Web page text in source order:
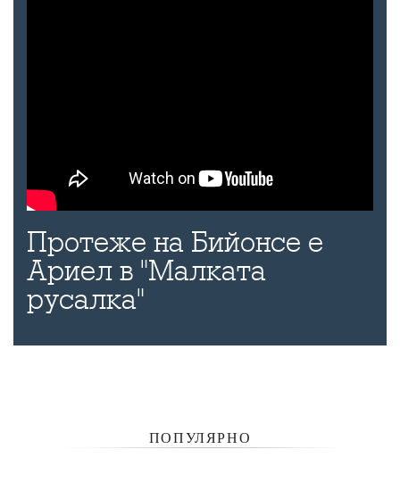
Протеже на Бийонсе е
Ариел в "Малката
русалка"
ПОПУЛЯРНО